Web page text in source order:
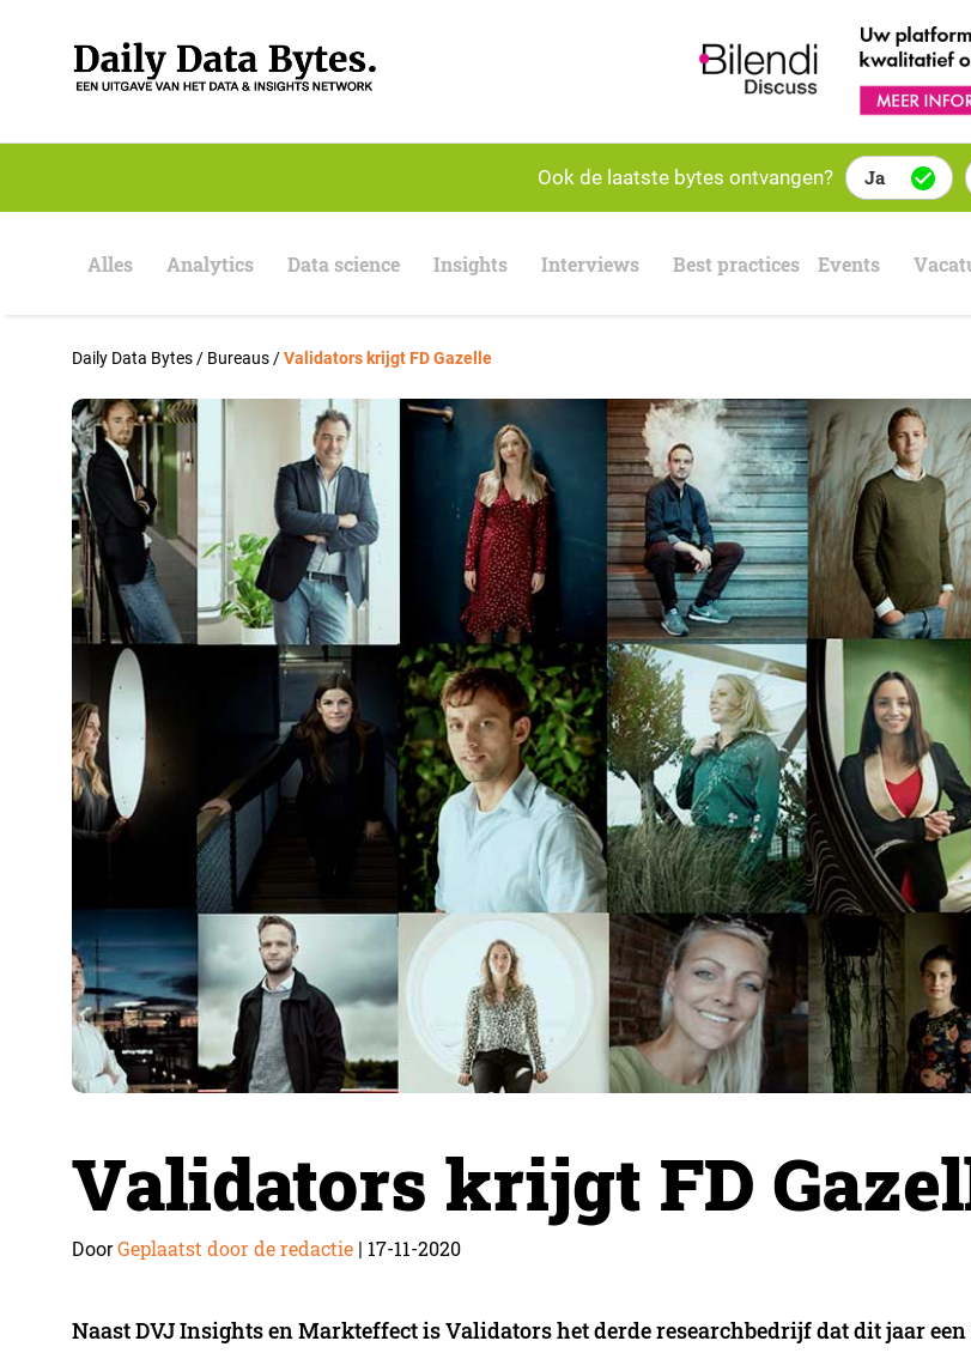
o
n
Ook de laatste bytes ontvangen? Ja
Alles Analytics Data science Insights Interviews Best practices Events
Daily Data Bytes / Bureaus /Validators krijgt FD Gazelle
Validators krijgt FD
DoorGeplaatst door de redactie | 17-11-2020
Naast DVJ Insights en Markteffect is Validators het derde researchbedrijf dat dit jaar een